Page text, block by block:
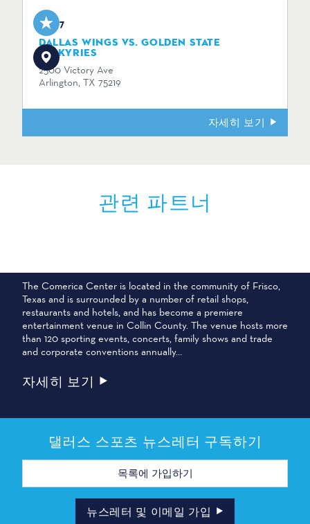
Aug 7
DALLAS WINGS VS. GOLDEN STATE
VALKYRIES
2500 Victory Ave
Arlington, TX 75219
자세히 보기
관련 파트너
The Comerica Center is located in the community of Frisco,
Texas and is surrounded by a number of retail shops,
restaurants and hotels, and has become a premiere
entertainment venue in Collin County. The venue hosts more
than 120 sporting events, concerts, family shows and trade
and corporate conventions annually…
자세히 보기
댈러스 스포츠 뉴스레터 구독하기
이
일
뉴스레터 및 이메일 가입